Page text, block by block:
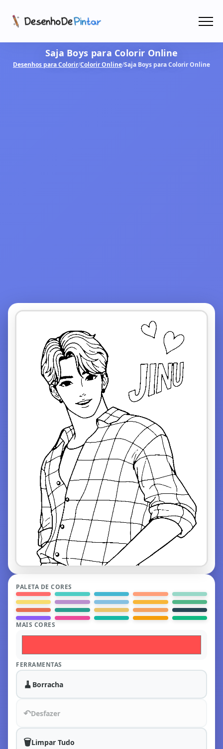
Coletâneas de Desenhos - PDF
Saja Boys para Colorir Online
Desenhos para Colorir/Colorir Online/Saja Boys para Colorir Online
PALETA DE CORES
MAIS CORES
FERRAMENTAS
🧹 Borracha
↶Desfazer
🗑️Limpar Tudo